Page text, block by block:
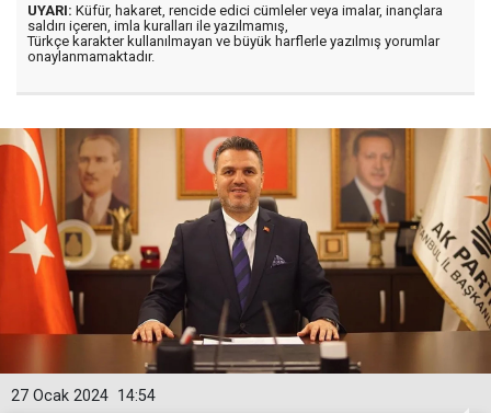
UYARI: Küfür, hakaret, rencide edici cümleler veya imalar, inançlara
saldırı içeren, imla kuralları ile yazılmamış,
Türkçe karakter kullanılmayan ve büyük harflerle yazılmış yorumlar
onaylanmamaktadır.
14:54
27 Ocak 2024